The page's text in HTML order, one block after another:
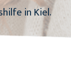
in Kiel.